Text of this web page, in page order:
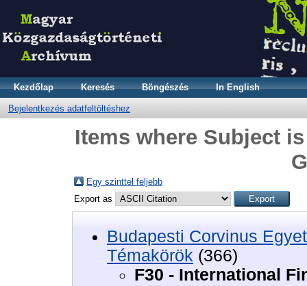
Kezdőlap Keresés Böngészés In English
Bejelentkezés adatfeltöltéshez
Items where Subject
Egy szinttel feljebb
Export as
Budapesti Corvinus
Témakörök (366)
F30 - International